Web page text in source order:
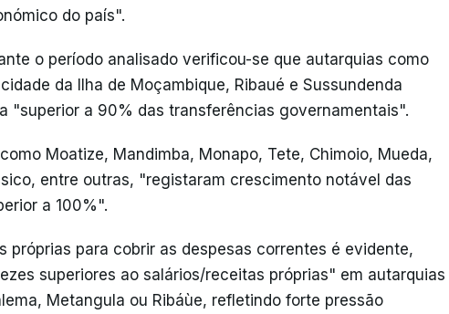
do país".
o período analisado verificou-se que autarquias como
da Ilha de Moçambique, Ribaué e Sussundenda
"superior a 90% das transferências governamentais".
Moatize, Mandimba, Monapo, Tete, Chimoio, Mueda,
entre outras, "registaram crescimento notável das
a 100%".
próprias para cobrir as despesas correntes é evidente,
superiores ao salários/receitas próprias" em autarquias
Metangula ou Ribáùe, refletindo forte pressão